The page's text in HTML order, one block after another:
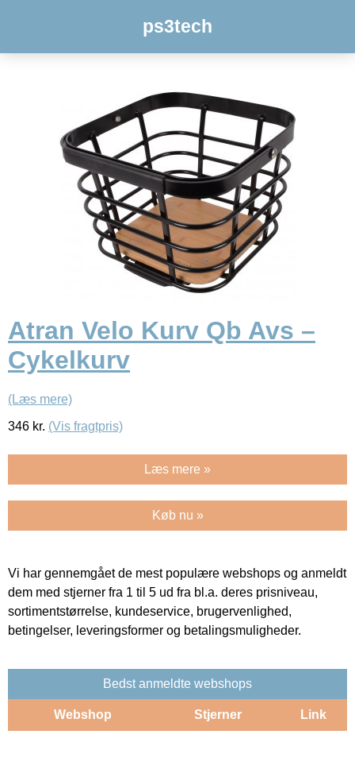
ps3tech
Atran Velo Kurv Qb Avs –
Cykelkurv
(Læs mere)
346 kr. (Vis fragtpris)
Læs mere »
Køb nu »
Vi har gennemgået de mest populære webshops og anmeldt
dem med stjerner fra 1 til 5 ud fra bl.a. deres prisniveau,
sortimentstørrelse, kundeservice, brugervenlighed,
betingelser, leveringsformer og betalingsmuligheder.
Bedst anmeldte webshops
Webshop Stjerner Link